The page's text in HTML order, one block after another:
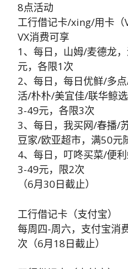
8点活动
工行借记卡/xing/用卡（
VX消费可享
1、每日，山姆/麦德龙
元，各限1次
2、每日，每日优鲜/多
活/朴朴/美宜佳/联华鲸
3-49元，各限3次
3、每日，我买网/春播/
豆家/欧亚超市，满50元
4、每日，叮咚买菜/便
3-49元，限2次
（6月30日截止）
工行借记卡（支付宝）
每周四-周六，支付宝消
次（6月18日截止）